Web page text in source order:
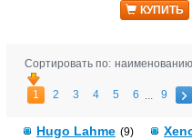
КУПИТЬ
Сортировать по: наименованию
1 2 3 4 5 6 ... 9
Hugo Lahme (9)